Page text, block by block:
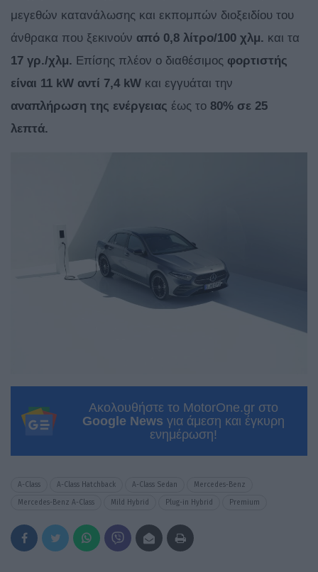
μεγεθών κατανάλωσης και εκπομπών διοξειδίου του
άνθρακα που ξεκινούν από 0,8 λίτρο/100 χλμ. και τα
17 γρ./χλμ. Επίσης πλέον ο διαθέσιμος φορτιστής
είναι 11 kW αντί 7,4 kW και εγγυάται την
αναπλήρωση της ενέργειας έως το 80% σε 25
λεπτά.
Ακολουθήστε το MotorOne.gr στο
Google News για άμεση και έγκυρη
ενημέρωση!
A-Class A-Class Hatchback A-Class Sedan Mercedes-Benz
Mercedes-Benz A-Class Mild Hybrid Plug-in Hybrid Premium